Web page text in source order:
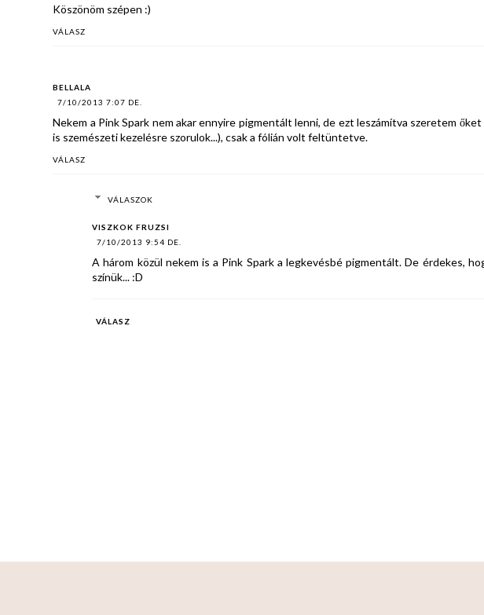
Köszönöm szépen :)
VÁLASZ
BELLALA
7/10/2013 7:07 DE.
Nekem a Pink Spark nem akar ennyire pigmentált lenni, de ezt leszámítva szeretem
is szemészeti kezelésre szorulok...), csak a fólián volt feltüntetve.
VÁLASZ
VÁLASZOK
VISZKOK FRUZSI
7/10/2013 9:54 DE.
A három közül nekem is a Pink Spark a legkevésbé pigmentált. De érdekes,
színük... :D
VÁLASZ